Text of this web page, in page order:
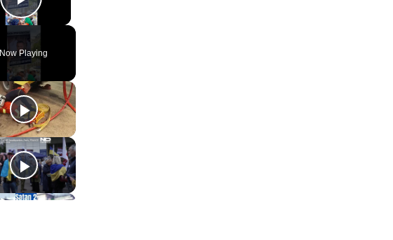
Play Video
Now Playing